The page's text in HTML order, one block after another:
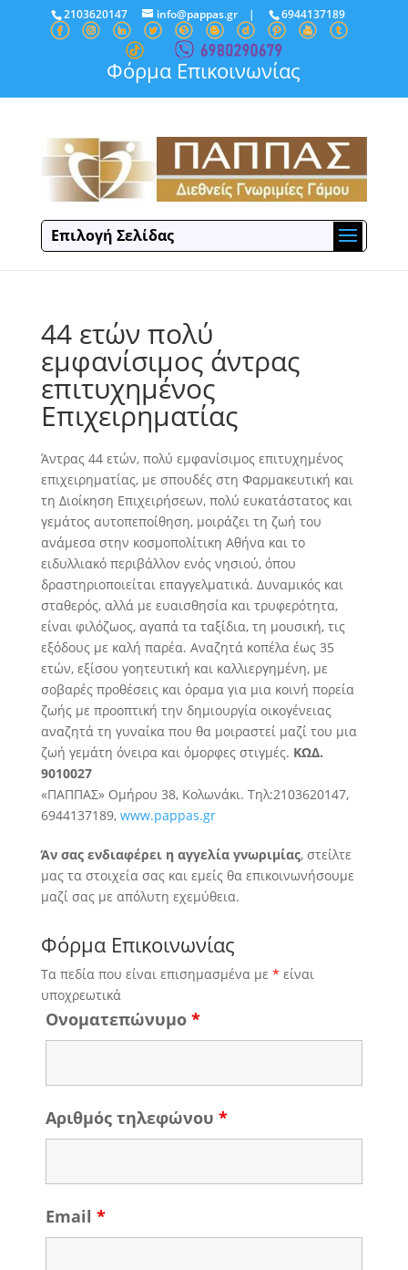
2103620147 info@pappas.gr| 6944137189
Φόρμα Επικοινωνίας
Επιλογή Σελίδας
44 ετών πολύ
εμφανίσιμος άντρας
επιτυχημένος
Επιχειρηματίας
Άντρας 44 ετών, πολύ εμφανίσιμος επιτυχημένος
επιχειρηματίας, με σπουδές στη Φαρμακευτική και
τη Διοίκηση Επιχειρήσεων, πολύ ευκατάστατος και
γεμάτος αυτοπεποίθηση, μοιράζει τη ζωή του
ανάμεσα στην κοσμοπολίτικη Αθήνα και το
ειδυλλιακό περιβάλλον ενός νησιού, όπου
δραστηριοποιείται επαγγελματικά. Δυναμικός και
σταθερός, αλλά με ευαισθησία και τρυφερότητα,
είναι φιλόζωος, αγαπά τα ταξίδια, τη μουσική, τις
εξόδους με καλή παρέα. Αναζητάκοπέλα έως 35
ετών, εξίσου γοητευτική και καλλιεργημένη, με
σοβαρές προθέσεις και όραμα για μια κοινή πορεία
ζωής με προοπτική την δημιουργία οικογένειας
αναζητά τη γυναίκα που θα μοιραστεί μαζί του μια
ζωή γεμάτη όνειρα και όμορφες στιγμές. ΚΩΔ.
9010027
«ΠΑΠΠΑΣ» Ομήρου 38, Κολωνάκι. Τηλ:2103620147,
6944137189, www.pappas.gr
Άν σας ενδιαφέρει η αγγελία γνωριμίας, στείλτε
μας τα στοιχεία σας και εμείς θα επικοινωνήσουμε
μαζί σας με απόλυτη εχεμύθεια.
Φόρμα Επικοινωνίας
Τα πεδία που είναι επισημασμένα με * είναι
υποχρεωτικά
Ονοματεπώνυμο *
Αριθμός τηλεφώνου *
Email *